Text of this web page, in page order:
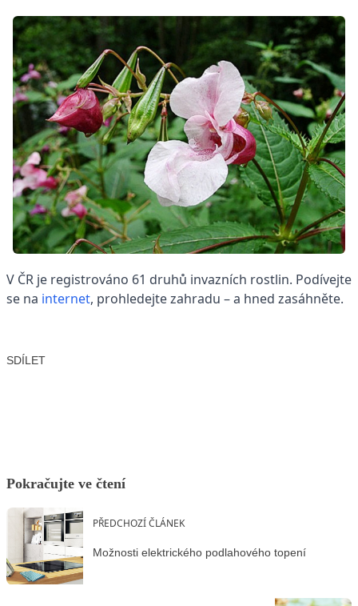
V ČR je registrováno 61 druhů invazních rostlin. Podívejte
se na internet, prohledejte zahradu – a hned zasáhněte.
SDÍLET
Pokračujte ve čtení
PŘEDCHOZÍ ČLÁNEK
Možnosti elektrického podlahového topení